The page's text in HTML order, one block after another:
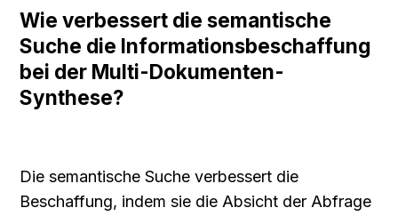
Wie verbessert die semantische
Suche die Informationsbeschaffung
bei der Multi-Dokumenten-
Synthese?
Die semantische Suche verbessert die
Beschaffung, indem sie die Absicht der Abfrage